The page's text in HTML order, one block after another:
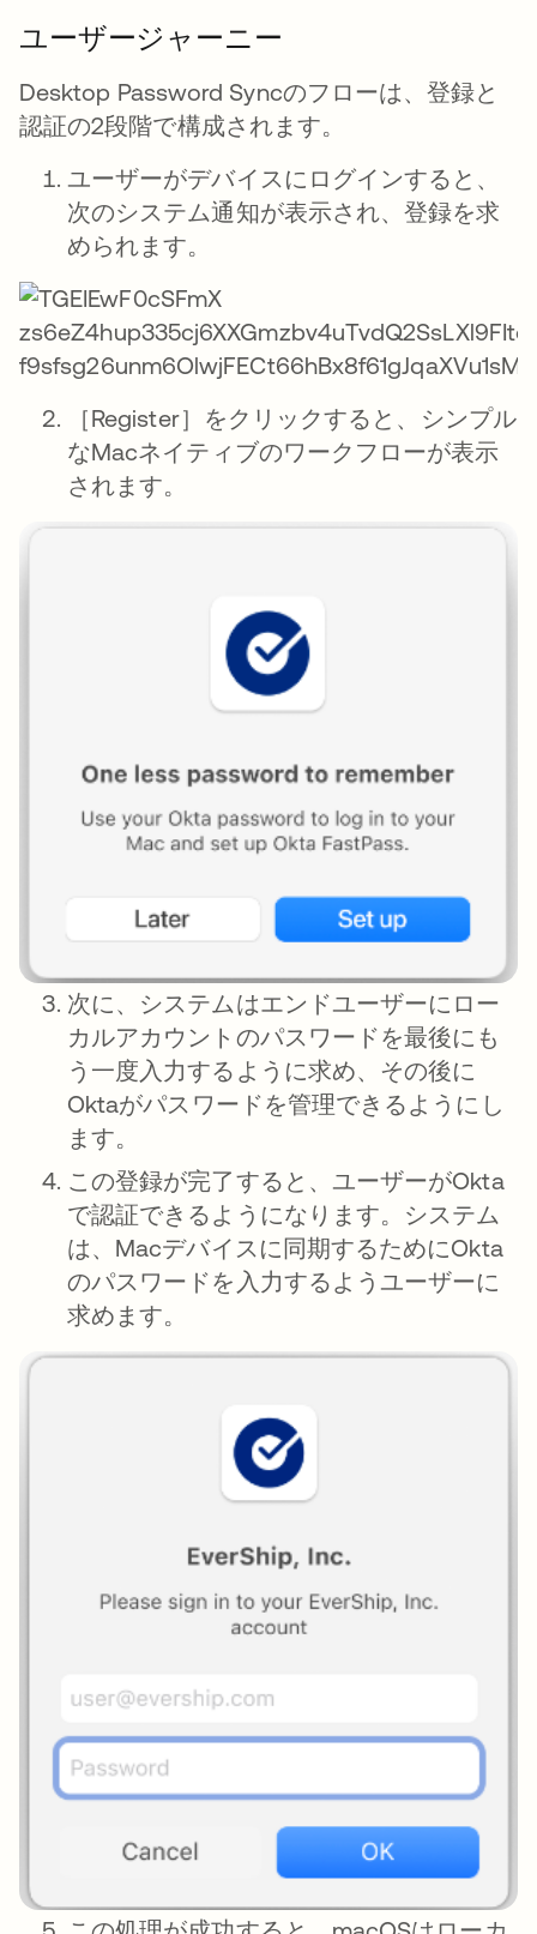
ユーザージャーニー
Desktop Password Syncのフローは、登録と
認証の2段階で構成されます。
ユーザーがデバイスにログインすると、
次のシステム通知が表示され、登録を求
められます。
［Register］をクリックすると、シンプル
なMacネイティブのワークフローが表示
されます。
次に、システムはエンドユーザーにロー
カルアカウントのパスワードを最後にも
う一度入力するように求め、その後に
Oktaがパスワードを管理できるようにし
ます。
この登録が完了すると、ユーザーがOkta
で認証できるようになります。システム
は、Macデバイスに同期するためにOkta
のパスワードを入力するようユーザーに
求めます。